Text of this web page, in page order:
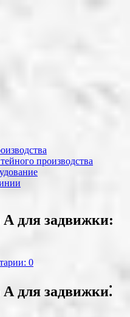
производства
А для задвижки:
0
для задвижки⁚